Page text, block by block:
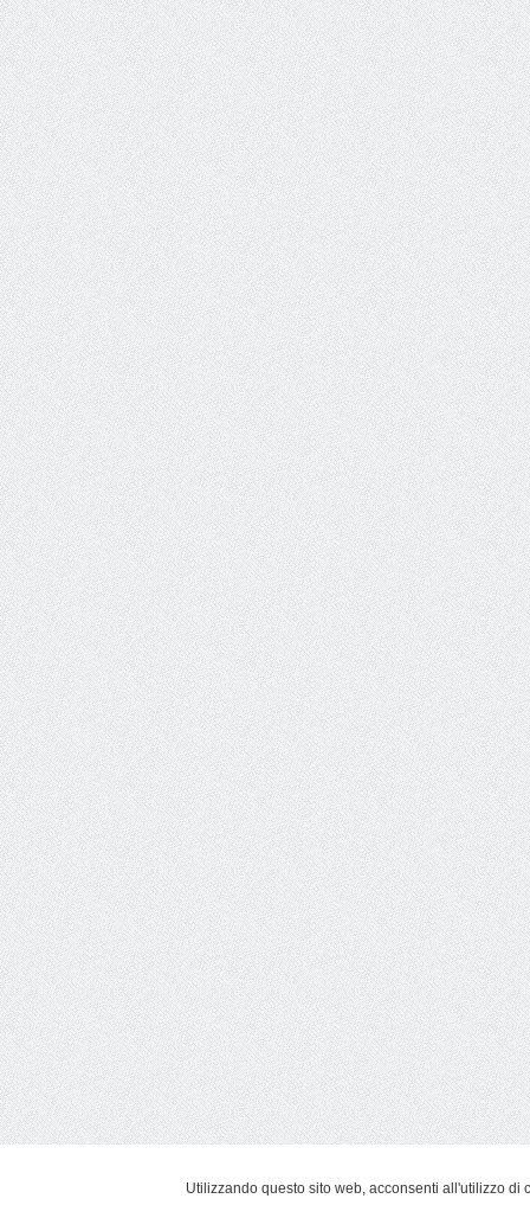
Utilizzando questo sito web, acconsenti all'utilizzo di